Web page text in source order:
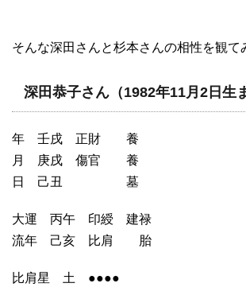
そんな深田さんと杉本さんの相性を観て
深田恭子さん（1982年11月2日生
年 壬戌 正財 養
月 庚戌 傷官 養
日 己丑 墓
大運 丙午 印綬 建禄
流年 己亥 比肩 胎
比肩星 土 ●●●●